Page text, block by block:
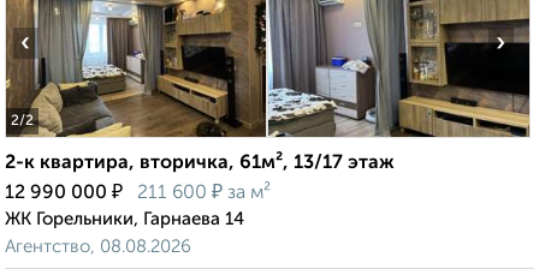
2/2
‹ ›
2-к квартира, вторичка, 61м², 13/17 этаж
12 990 000 ₽ 211 600 ₽ за м²
ЖК Горельники, Гарнаева 14
Агентство, 08.08.2026